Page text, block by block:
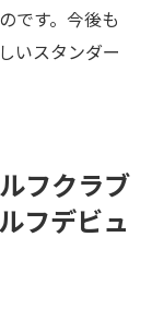
です。今後も
いスタンダー
フクラブ
フデビュ